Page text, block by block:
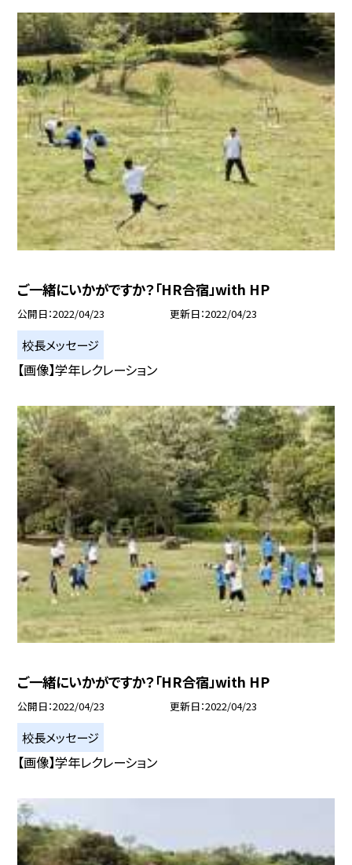
ご一緒にいかがですか？「HR合宿」with HP
公開日 2022/04/23 更新日 2022/04/23
校長メッセージ
【画像】学年レクレーション
ご一緒にいかがですか？「HR合宿」with HP
公開日 2022/04/23 更新日 2022/04/23
校長メッセージ
【画像】学年レクレーション